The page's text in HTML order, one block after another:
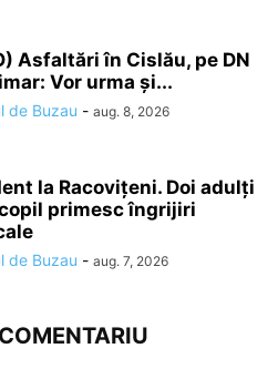
Asfaltări în Cislău, pe DN
Vor urma și...
de Buzau - aug. 8, 2026
la Racovițeni. Doi adulți
primesc îngrijiri
de Buzau - aug. 7, 2026